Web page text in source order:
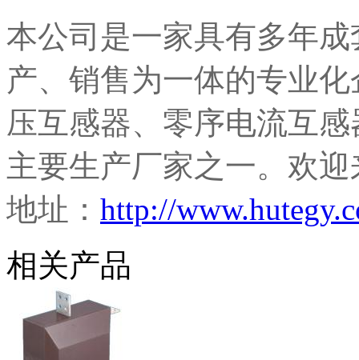
本公司是一家具有多年
产、销售为一体的专业
压互感器、零序电流互
主要生产厂家之一。欢
地址： http://
相关产品